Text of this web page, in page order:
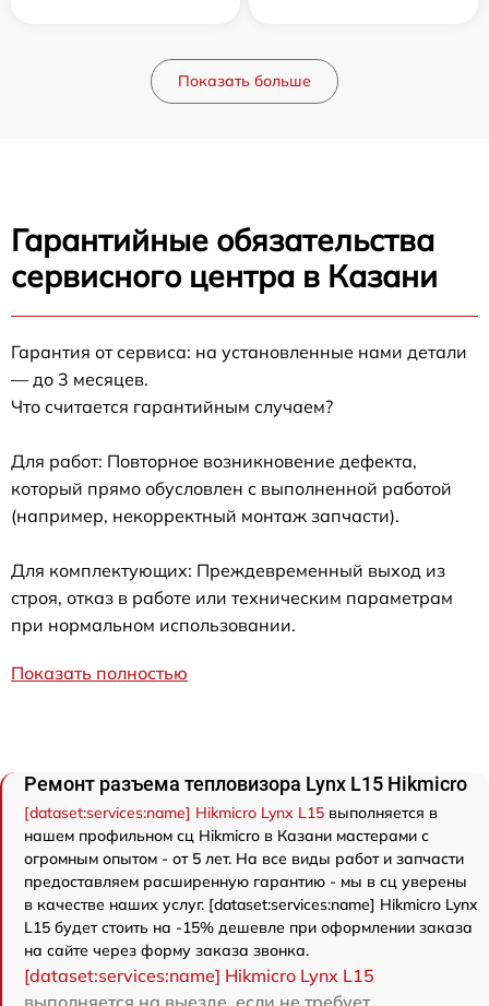
Показать больше
Гарантийные обязательства
сервисного центра в Казани
Гарантия от сервиса: на установленные нами детали
— до 3 месяцев.
Что считается гарантийным случаем?
Для работ: Повторное возникновение дефекта,
который прямо обусловлен с выполненной работой
(например, некорректный монтаж запчасти).
Для комплектующих: Преждевременный выход из
строя, отказ в работе или техническим параметрам
при нормальном использовании.
Показать полностью
Ремонт разъема тепловизора Lynx L15 Hikmicro
[dataset:services:name] Hikmicro Lynx L15 выполняется в
нашем профильном сц Hikmicro в Казани мастерами с
огромным опытом - от 5 лет. На все виды работ и запчасти
предоставляем расширенную гарантию - мы в сц уверены
в качестве наших услуг. [dataset:services:name] Hikmicro Lynx
L15 будет стоить на -15% дешевле при оформлении заказа
на сайте через форму заказа звонка.
[dataset:services:name] Hikmicro Lynx L15
выполняется на выезде, если не требует